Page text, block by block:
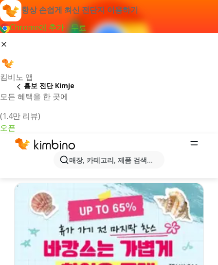
항상 손쉽게 최신 전단지 이용하기
Chrome에 추가 - 무료
킴비노 앱
모든 혜택을 한 곳에
(1.4만 리뷰)
오픈
매장, 카테고리, 제품 검색...
홍보 전단 Kimje
Kimje시 온라인 행사정보 및 카탈로그